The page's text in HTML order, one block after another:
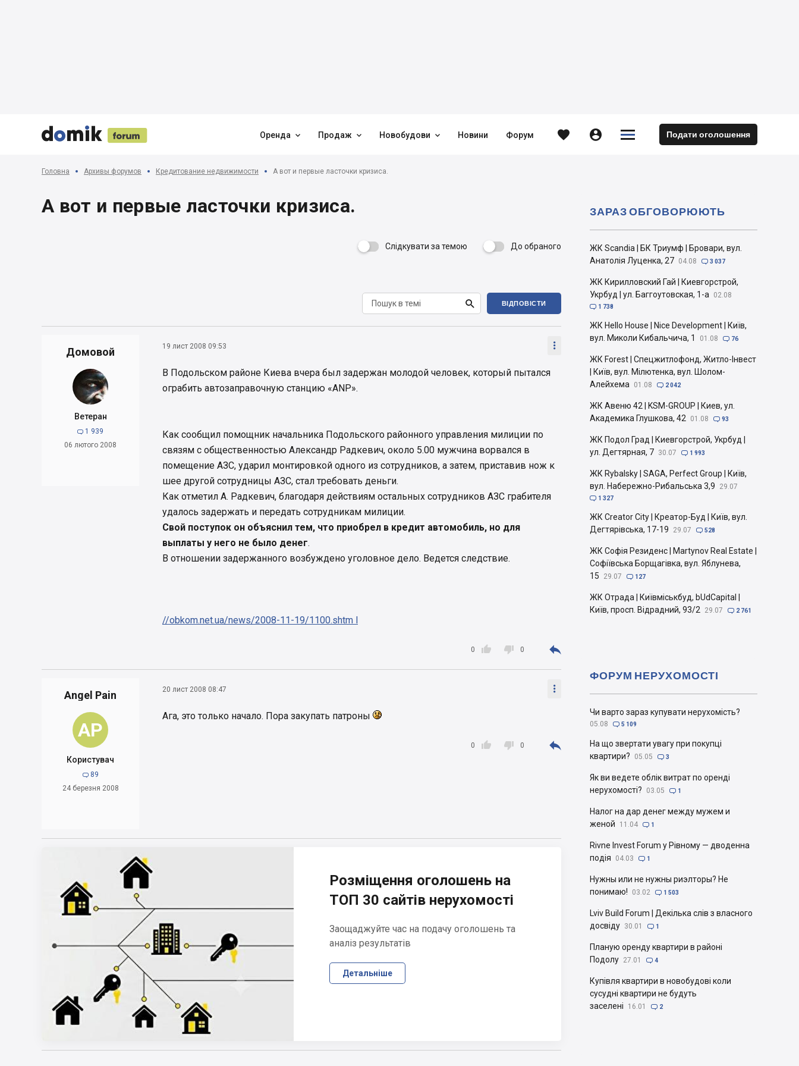


 
 Оренда  Продаж  Новобудови  Новини Форум   

 Подати оголошення
Головна Архивы форумов Кредитование недвижимости А вот и первые ласточки кризиса.
А вот и первые ласточки кризиса.
Слідкувати за темою  До обраного
 ВІДПОВІСТИ
Домовой
Ветеран
 1 939
06 лютого 2008
19 лист 2008 09:53 
В Подольском районе Киева вчера был задержан молодой человек, который пытался
ограбить автозаправочную станцию «ANP».
Как сообщил помощник начальника Подольского районного управления милиции по
связям с общественностью Александр Радкевич, около 5.00 мужчина ворвался в
помещение АЗС, ударил монтировкой одного из сотрудников, а затем, приставив нож к
шее другой сотрудницы АЗС, стал требовать деньги.
Как отметил А. Радкевич, благодаря действиям остальных сотрудников АЗС грабителя
удалось задержать и передать сотрудникам милиции.
Свой поступок он объяснил тем, что приобрел в кредит автомобиль, но для
выплаты у него не было денег.
В отношении задержанного возбуждено уголовное дело. Ведется следствие.
//obkom.net.ua/news/2008-11-19/1100.shtm l

0  0 
Angel Pain
AP
Користувач
 89
24 березня 2008
20 лист 2008 08:47 
Ага, это только начало. Пора закупать патроны

0  0 
Розміщення оголошень на
ТОП 30 сайтів нерухомості
Заощаджуйте час на подачу оголошень та
аналіз результатів
Детальніше
ЖК Scandia | БК Триумф | Бровари, вул.
Анатолія Луценка, 27 04.08  3 037
ЖК Кирилловский Гай | Киевгорстрой,
Укрбуд | ул. Баггоутовская, 1-а
02.08
 1 738
ЖК Hello House | Nice Development | Київ,
вул. Миколи Кибальчича, 1
01.08  76
ЖК Forest | Спецжитлофонд, Житло-Інвест
| Київ, вул. Мілютенка, вул. Шолом-
Алейхема
01.08  2 042
ЖК Авеню 42 | KSM-GROUP | Киев, ул.
Академика Глушкова, 42
01.08  93
ЖК Подол Град | Киевгорстрой, Укрбуд |
ул. Дегтярная, 7 30.07  1 993
ЖК Rybalsky | SAGA, Perfect Group | Київ,
вул. Набережно-Рибальська 3,9
29.07
 1 327
ЖК Creator City | Креатор-Буд | Київ, вул.
Дегтярівська, 17-19
29.07  528
ЖК Софія Резиденс | Martynov Real Estate |
Софіївська Борщагівка, вул. Яблунева,
15
29.07  127
ЖК Отрада | Київміськбуд, bUdCapital |
Київ, просп. Відрадний, 93/2
29.07  2 761
ЗАРАЗ ОБГОВОРЮЮТЬ
Чи варто зараз купувати нерухомість?
05.08  5 109
На що звертати увагу при покупці
квартири?
05.05  3
Як ви ведете облік витрат по оренді
нерухомості?
03.05  1
Налог на дар денег между мужем и
женой
11.04  1
Rivne Invest Forum у Рівному — дводенна
подія
04.03  1
Нужны или не нужны риэлторы? Не
понимаю!
03.02  1 503
Lviv Build Forum | Декілька слів з власного
досвіду 30.01  1
Планую оренду квартири в районі
Подолу 27.01  4
Купівля квартири в новобудові коли
сусудні квартири не будуть
заселені
16.01  2
ФОРУМ НЕРУХОМОСТІ